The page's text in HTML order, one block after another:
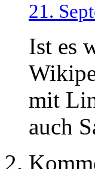
21.
Ist es
mit
auch